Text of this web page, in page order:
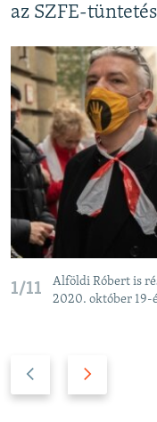
az SZFE-
1/11
Alföldi Róbert is
2020. október 19-